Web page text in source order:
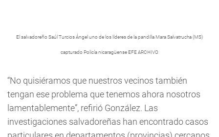
El salvadoreño Saúl Turcios Ángel uno de los líderes de la pandilla Mara Salvatrucha (MS)
capturado Policía nicaragüense EFE ARCHIVO
“No quisiéramos que nuestros vecinos también
tengan ese problema que tenemos ahora nosotros
lamentablemente”, refirió González. Las
investigaciones salvadoreñas han encontrado casos